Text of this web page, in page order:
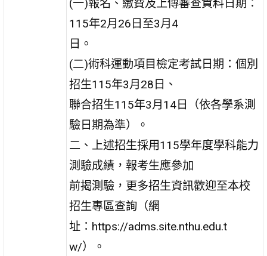
(一)報名、繳費及上傳審查資料日期：
115年2月26日至3月4
日。
(二)術科運動項目檢定考試日期：個別
招生115年3月28日、
聯合招生115年3月14日（依各學系測
驗日期為準）。
二、上述招生採用115學年度學科能力
測驗成績，報考生應參加
前揭測驗，更多招生資訊歡迎至本校
招生專區查詢（網
址：https://adms.site.nthu.edu.t
w/）。